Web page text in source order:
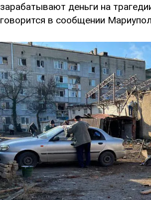
зарабатывают деньги на
говорится в сообщении